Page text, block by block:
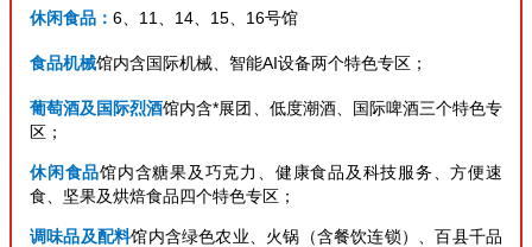
休闲食品： 6、11、14、15、16号馆
食品机械馆内含国际机械、智能AI设备两个特色专区；
葡萄酒及国际烈酒馆内含*展团、低度潮酒、国际啤酒三个特色专
区；
休闲食品馆内含糖果及巧克力、健康食品及科技服务、方便速
食、坚果及烘焙食品四个特色专区；
调味品及配料馆内含绿色农业、火锅（含餐饮连锁）、百县千品